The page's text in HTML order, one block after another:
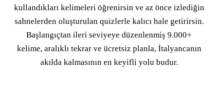
kullandıkları kelimeleri öğrenirsin ve az önce izlediğin
sahnelerden oluşturulan quizlerle kalıcı hale getirirsin.
Başlangıçtan ileri seviyeye düzenlenmiş 9.000+
kelime, aralıklı tekrar ve ücretsiz planla, İtalyancanın
akılda kalmasının en keyifli yolu budur.